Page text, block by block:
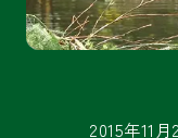
2015年11